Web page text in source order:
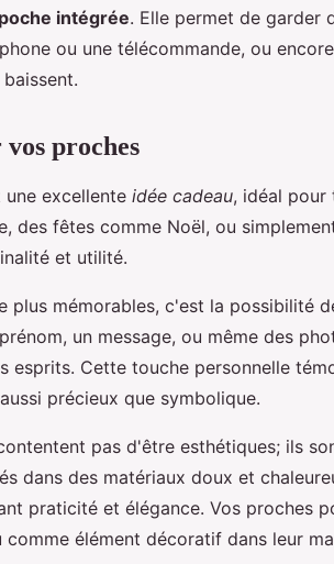
poche intégrée. Elle permet de garder
ou une télécommande, ou
proches
une excellente idée cadeau, idéal pour
des fêtes comme Noël, ou
et utilité.
plus mémorables, c'est la possibilité
un message, ou même des
esprits. Cette touche personnelle
précieux que symbolique.
pas d'être esthétiques; ils
dans des matériaux doux et
praticité et élégance. Vos proches
comme élément décoratif dans leur